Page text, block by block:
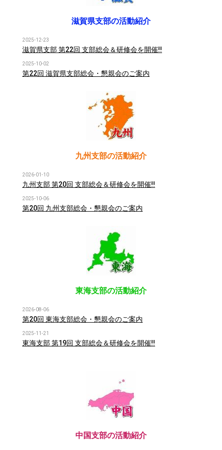
滋賀県支部の活動紹介
2025-12-23
滋賀県支部 第22回 支部総会＆研修会を開催!!
2025-10-02
第22回 滋賀県支部総会・懇親会のご案内
九州支部の活動紹介
2026-01-10
九州支部 第20回 支部総会＆研修会を開催!!
2025-10-06
第20回 九州支部総会・懇親会のご案内
東海支部の活動紹介
2026-08-06
第20回 東海支部総会・懇親会のご案内
2025-11-21
東海支部 第19回 支部総会＆研修会を開催!!
中国支部の活動紹介